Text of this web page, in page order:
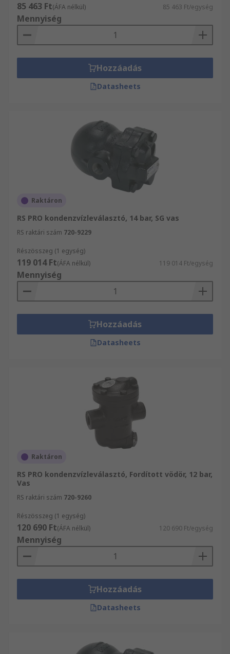
85 463 Ft(ÁFA nélkül) 85 463 Ft/egység
Mennyiség
Hozzáadás
Datasheets
Raktáron
RS PRO kondenzvízleválasztó, 14 bar, SG vas
RS raktári szám 720-9229
Részösszeg (1 egység)
119 014 Ft(ÁFA nélkül) 119 014 Ft/egység
Mennyiség
Hozzáadás
Datasheets
Raktáron
RS PRO kondenzvízleválasztó, Fordított vödör, 12 bar,
Vas
RS raktári szám 720-9260
Részösszeg (1 egység)
120 690 Ft(ÁFA nélkül) 120 690 Ft/egység
Mennyiség
Hozzáadás
Datasheets